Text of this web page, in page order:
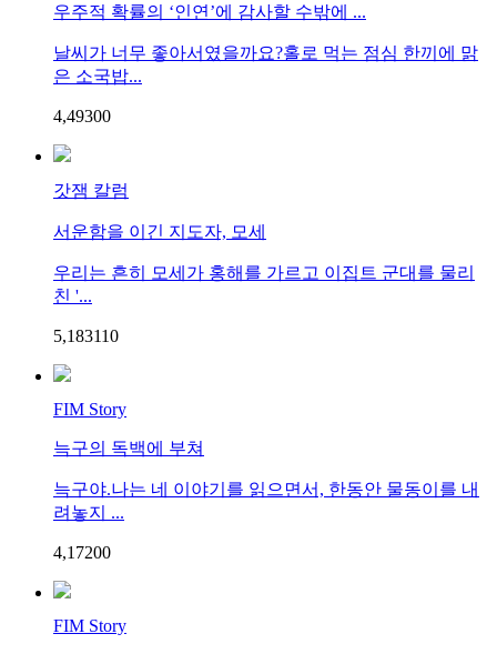
우주적 확률의 ‘인연’에 감사할 수밖에 ...
날씨가 너무 좋아서였을까요?홀로 먹는 점심 한끼에 맑
은 소국밥...
4,49300
갓잼 칼럼
서운함을 이긴 지도자, 모세
우리는 흔히 모세가 홍해를 가르고 이집트 군대를 물리
친 '...
5,183110
FIM Story
늑구의 독백에 부쳐
늑구야.나는 네 이야기를 읽으면서, 한동안 물동이를 내
려놓지 ...
4,17200
FIM Story